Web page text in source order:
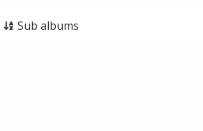
Sub albums